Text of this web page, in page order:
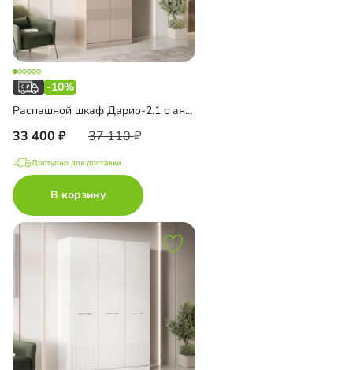
-10%
Распашной шкаф Дарио-2.1 с антресолью
33 400 37 110
Доступно для доставки
В корзину